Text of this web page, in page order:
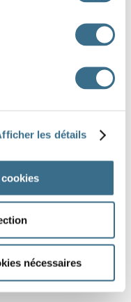
les détails
nécessaires